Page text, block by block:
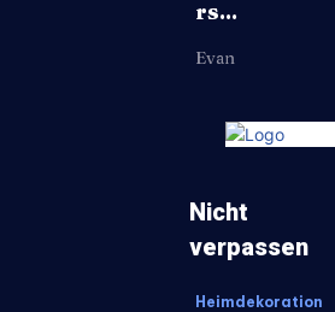
rs...
Evan
Nicht
verpassen
Heimdekoration